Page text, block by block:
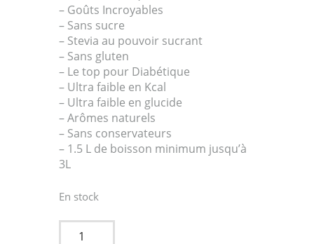
– Goûts Incroyables
– Sans sucre
– Stevia au pouvoir sucrant
– Sans gluten
– Le top pour Diabétique
– Ultra faible en Kcal
– Ultra faible en glucide
– Arômes naturels
– Sans conservateurs
– 1.5 L de boisson minimum jusqu’à
3L
En stock
quantité